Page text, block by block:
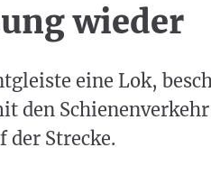
wieder
eine Lok,
den
der Strecke.